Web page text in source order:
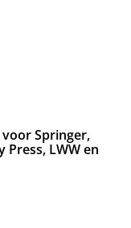
Springer,
LWW en